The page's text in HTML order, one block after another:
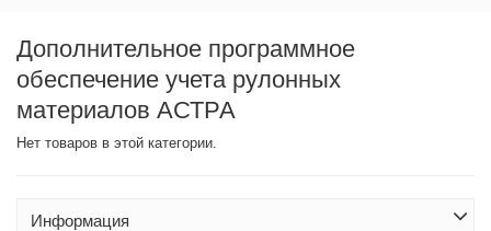
Дополнительное программное
обеспечение учета рулонных
материалов АСТРА
Нет товаров в этой категории.
Информация